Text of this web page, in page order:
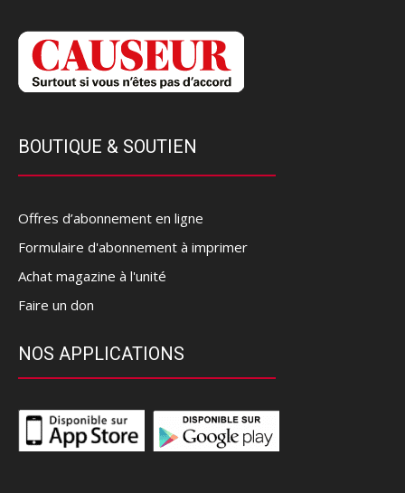
BOUTIQUE & SOUTIEN
Offres d’abonnement en ligne
Formulaire d'abonnement à imprimer
Achat magazine à l'unité
Faire un don
NOS APPLICATIONS